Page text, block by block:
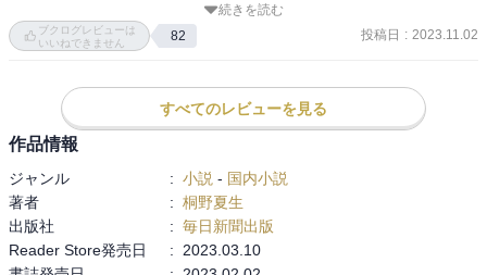
波に乗ってるときほど
とても身につまされる
作品でした。
この頃は三高とか言われていて、高学歴、高収入、高身長の男性が
モテていましたよね。
いていたものです。
そういうものを持っていない三人は、なんとか自分の力で上り詰め
て幸せになろうとしていたのです。
を手にできることを知ると、どんどんのめり込んでいき、もう元の
生活レベルには戻れなくなってゆく。
令和の時代を生きている読者はバブルが崩壊することを知っている
ので、読んでいてヒヤヒヤが止まりません。
続きを読む
ブクログレビューは
いいねできません
82 投稿日 : 2023.11.02
すべてのレビューを見る
作品情報
ジャンル : 小説 - 国内小説
著者
: 桐野夏生
出版社
: 毎日新聞出版
Reader Store発売日
:
2023.03.10